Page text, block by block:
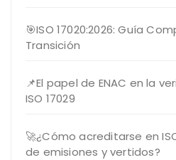
🎯ISO 17020:2026: Guía
Transición
📌El papel de ENAC en la
ISO 17029
🚀¿Cómo acreditarse en
de emisiones y vertidos?